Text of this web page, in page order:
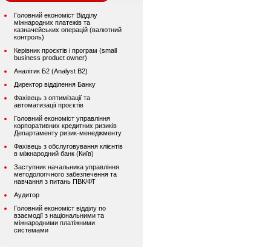
Головний економіст Відділу
міжнародних платежів та
казначейських операцій (валютний
контроль)
Керівник проєктів і програм (small
business product owner)
Аналітик Б2 (Analyst B2)
Директор відділення Банку
Фахівець з оптимізації та
автоматизації проєктів
Головний економіст управління
корпоративних кредитних ризиків
Департаменту ризик-менеджменту
Фахівець з обслуговування клієнтів
в міжнародний банк (Київ)
Заступник начальника управління
методологічного забезпечення та
навчання з питань ПВК/ФТ
Аудитор
Головний економіст відділу по
взаємодії з національними та
міжнародними платіжними
системами